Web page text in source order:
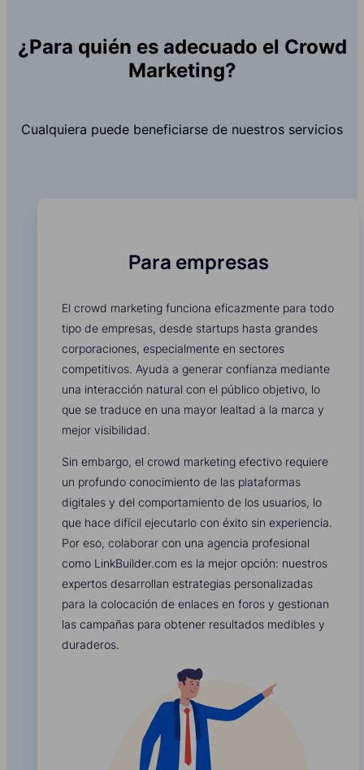
¿Para quién es adecuado el Crowd
Marketing?
Cualquiera puede beneficiarse de nuestros servicios
Para empresas
El crowd marketing funciona eficazmente para todo
tipo de empresas, desde startups hasta grandes
corporaciones, especialmente en sectores
competitivos. Ayuda a generar confianza mediante
una interacción natural con el público objetivo, lo
que se traduce en una mayor lealtad a la marca y
mejor visibilidad.
Sin embargo, el crowd marketing efectivo requiere
un profundo conocimiento de las plataformas
digitales y del comportamiento de los usuarios, lo
que hace difícil ejecutarlo con éxito sin experiencia.
Por eso, colaborar con una agencia profesional
como LinkBuilder.com es la mejor opción: nuestros
expertos desarrollan estrategias personalizadas
para la colocación de enlaces en foros y gestionan
las campañas para obtener resultados medibles y
duraderos.